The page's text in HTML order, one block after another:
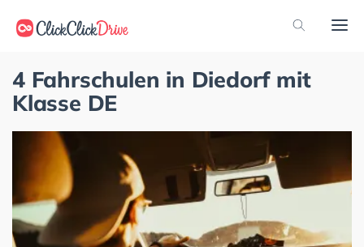
4 Fahrschulen in Diedorf mit
Klasse DE